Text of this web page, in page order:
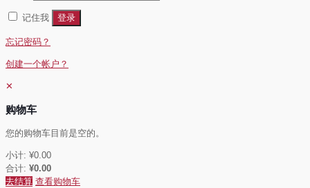
记住我
登录
忘记密码？
创建一个帐户？
✕
购物车
您的购物车目前是空的。
小计: ¥0.00
合计: ¥0.00
去结算 查看购物车